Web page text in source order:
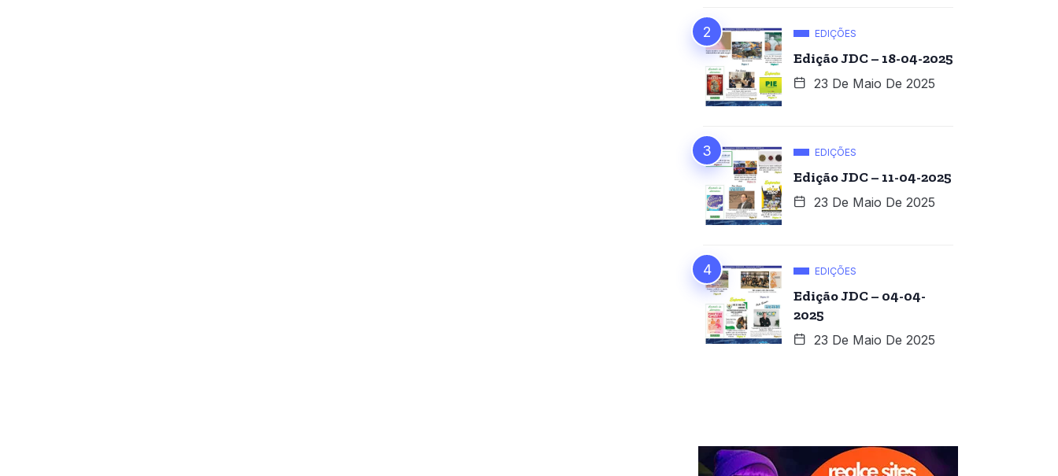
EDIÇÕES
Edição JDC – 18-04-2025
23 De Maio De 2025
EDIÇÕES
Edição JDC – 11-04-2025
23 De Maio De 2025
EDIÇÕES
Edição JDC – 04-04-
2025
23 De Maio De 2025